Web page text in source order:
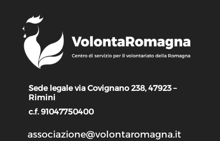
Sede legale via Covignano 238, 47923 –
Rimini
c.f. 91047750400
associazione@volontaromagna.it